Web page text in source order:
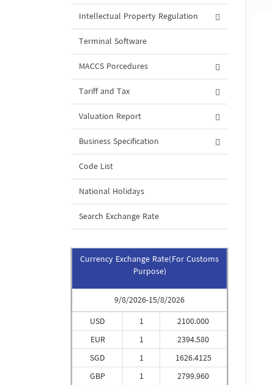
Intellectual Property Regulation
Terminal Software
MACCS Porcedures
Tariff and Tax
Valuation Report
Business Specification
Code List
National Holidays
Search Exchange Rate
Currency Exchange Rate(For Customs
Purpose)
9/8/2026-15/8/2026
USD
EUR
SGD
GBP
1
1
1
1
2100.000
2394.580
1626.4125
2799.960